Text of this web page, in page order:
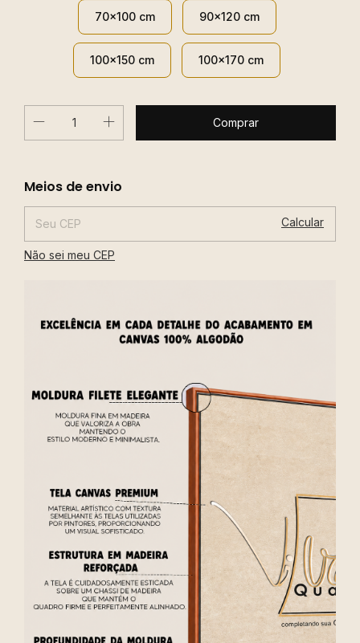
70x100 cm 90x120 cm
100x150 cm 100x170 cm
Entregas para o CEP:
Meios de envio
Calcular
Não sei meu CEP